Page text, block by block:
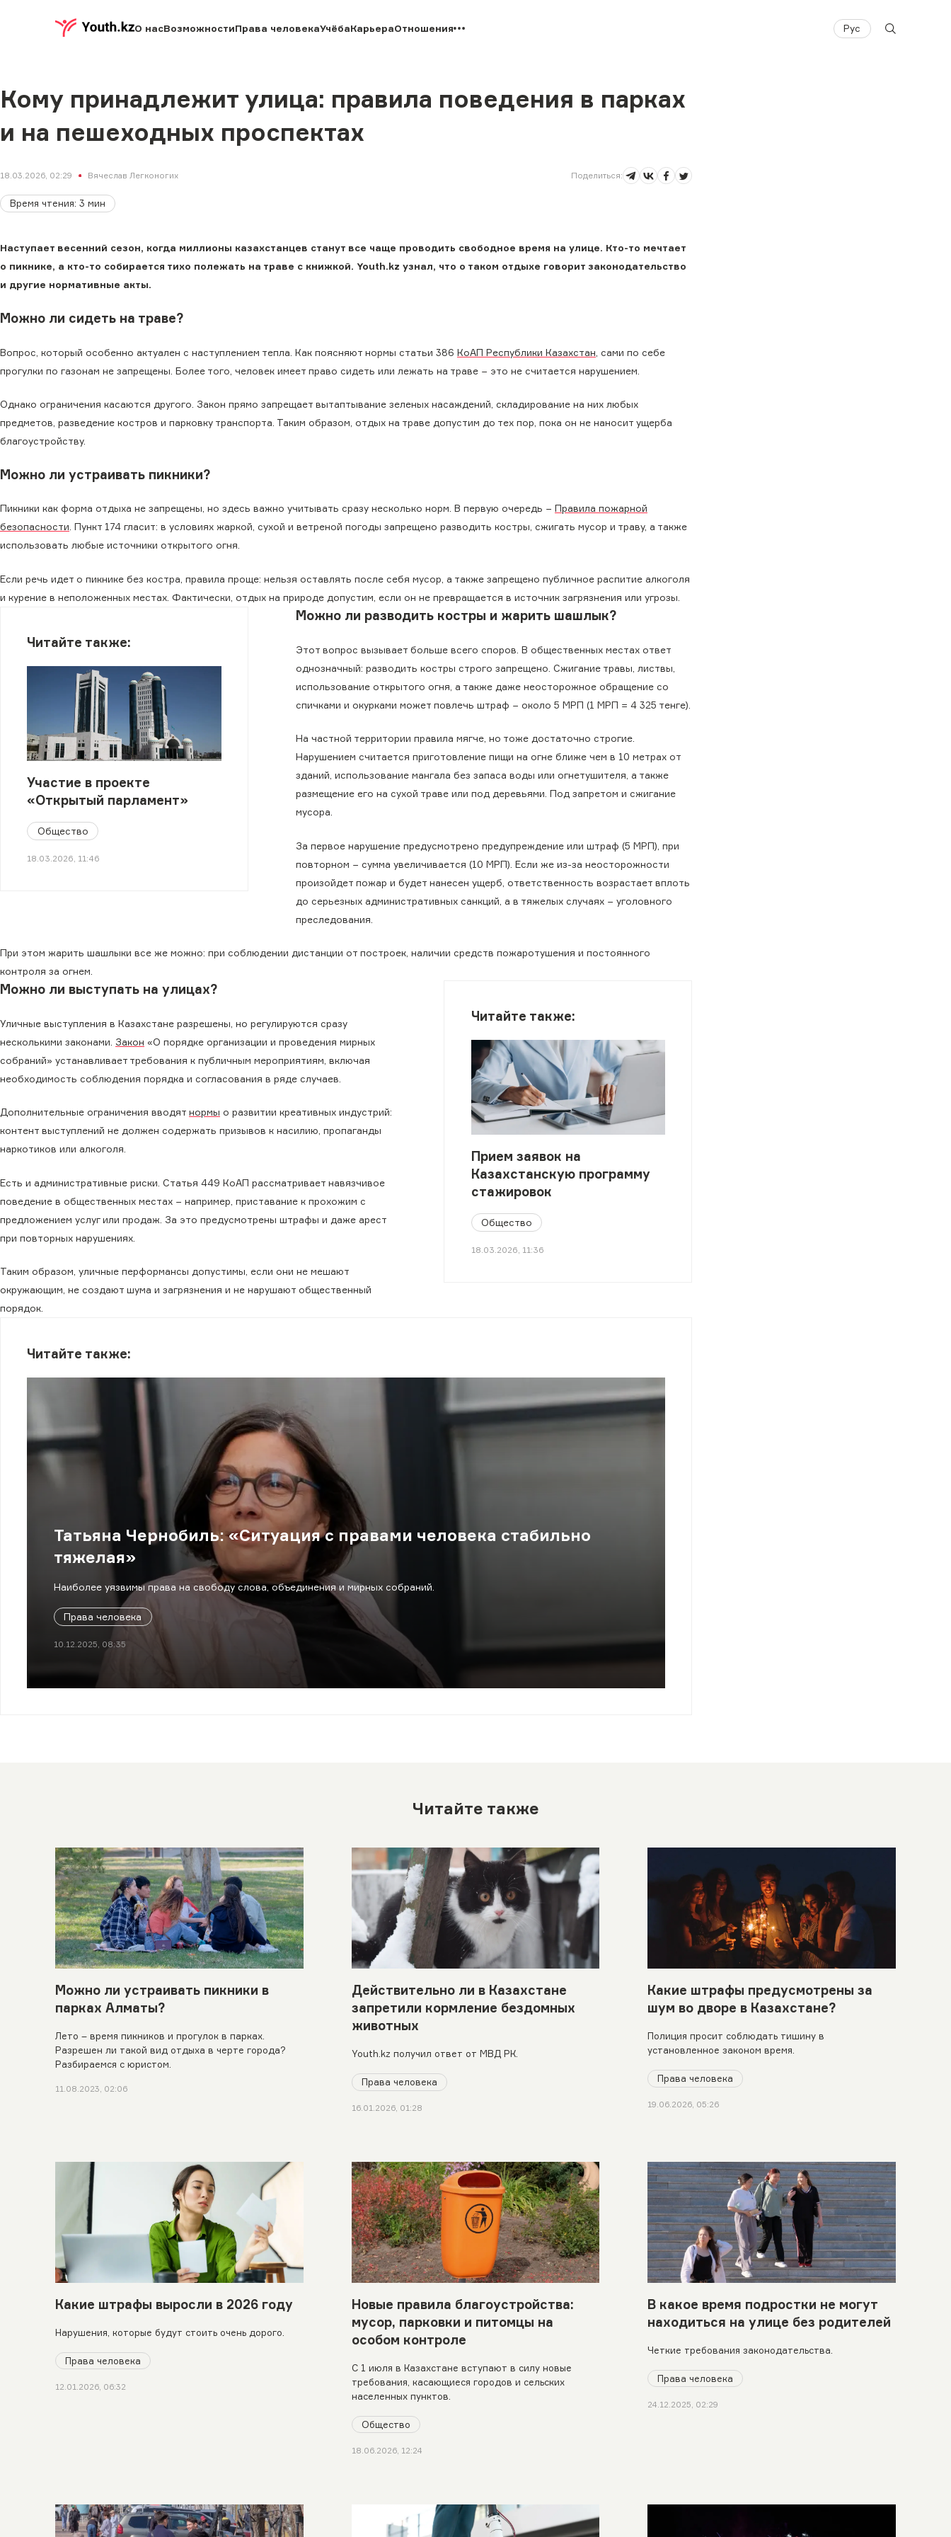
О насВозможностиПрава человекаУчёбаКарьераОтношения Рус
Кому принадлежит улица: правила поведения в парках
и на пешеходных проспектах
18.03.2026, 02:29 Вячеслав Легконогих Поделиться:
Время чтения: 3 мин
Наступает весенний сезон, когда миллионы казахстанцев станут все чаще проводить свободное время на улице. Кто-то мечтает
о пикнике, а кто-то собирается тихо полежать на траве с книжкой. Youth.kz узнал, что о таком отдыхе говорит законодательство
и другие нормативные акты.
Можно ли сидеть на траве?
Вопрос, который особенно актуален с наступлением тепла. Как поясняют нормы статьи 386 КоАП Республики Казахстан , сами по себе
прогулки по газонам не запрещены. Более того, человек имеет право сидеть или лежать на траве − это не считается нарушением.
Однако ограничения касаются другого. Закон прямо запрещает вытаптывание зеленых насаждений, складирование на них любых
предметов, разведение костров и парковку транспорта. Таким образом, отдых на траве допустим до тех пор, пока он не наносит ущерба
благоустройству.
Можно ли устраивать пикники?
Пикники как форма отдыха не запрещены, но здесь важно учитывать сразу несколько норм. В первую очередь − Правила пожарной
безопасности. Пункт 174 гласит: в условиях жаркой, сухой и ветреной погоды запрещено разводить костры, сжигать мусор и траву, а также
использовать любые источники открытого огня.
Если речь идет о пикнике без костра, правила проще: нельзя оставлять после себя мусор, а также запрещено публичное распитие алкоголя
и курение в неположенных местах. Фактически, отдых на природе допустим, если он не превращается в источник загрязнения или угрозы.
Читайте также:
Участие в проекте
«Открытый парламент»
Общество
18.03.2026, 11:46
Можно ли разводить костры и жарить шашлык?
Этот вопрос вызывает больше всего споров. В общественных местах ответ
однозначный: разводить костры строго запрещено. Сжигание травы, листвы,
использование открытого огня, а также даже неосторожное обращение со
спичками и окурками может повлечь штраф − около 5 МРП (1 МРП = 4 325 тенге).
На частной территории правила мягче, но тоже достаточно строгие.
Нарушением считается приготовление пищи на огне ближе чем в 10 метрах от
зданий, использование мангала без запаса воды или огнетушителя, а также
размещение его на сухой траве или под деревьями. Под запретом и сжигание
мусора.
За первое нарушение предусмотрено предупреждение или штраф (5 МРП), при
повторном − сумма увеличивается (10 МРП). Если же из-за неосторожности
произойдет пожар и будет нанесен ущерб, ответственность возрастает вплоть
до серьезных административных санкций, а в тяжелых случаях − уголовного
преследования.
При этом жарить шашлыки все же можно: при соблюдении дистанции от построек, наличии средств пожаротушения и постоянного
контроля за огнем.
Читайте также:
Прием заявок на
Казахстанскую программу
стажировок
Общество
18.03.2026, 11:36
Можно ли выступать на улицах?
Уличные выступления в Казахстане разрешены, но регулируются сразу
несколькими законами. Закон «О порядке организации и проведения мирных
собраний» устанавливает требования к публичным мероприятиям, включая
необходимость соблюдения порядка и согласования в ряде случаев.
Дополнительные ограничения вводят нормы о развитии креативных индустрий:
контент выступлений не должен содержать призывов к насилию, пропаганды
наркотиков или алкоголя.
Есть и административные риски. Статья 449 КоАП рассматривает навязчивое
поведение в общественных местах − например, приставание к прохожим с
предложением услуг или продаж. За это предусмотрены штрафы и даже арест
при повторных нарушениях.
Таким образом, уличные перформансы допустимы, если они не мешают
окружающим, не создают шума и загрязнения и не нарушают общественный
порядок.
Читайте также:
Татьяна Чернобиль: «Ситуация с правами человека стабильно
тяжелая»
Наиболее уязвимы права на свободу слова, объединения и мирных собраний.
Права человека
10.12.2025, 08:35
Читайте также
Можно ли устраивать пикники в
парках Алматы?
Лето – время пикников и прогулок в парках.
Разрешен ли такой вид отдыха в черте города?
Разбираемся с юристом.
11.08.2023, 02:06
Действительно ли в Казахстане
запретили кормление бездомных
животных
Youth.kz получил ответ от МВД РК.
Права человека
16.01.2026, 01:28
Какие штрафы предусмотрены за
шум во дворе в Казахстане?
Полиция просит соблюдать тишину в
установленное законом время.
Права человека
19.06.2026, 05:26
Какие штрафы выросли в 2026 году
Нарушения, которые будут стоить очень дорого.
Права человека
12.01.2026, 06:32
Новые правила благоустройства:
мусор, парковки и питомцы на
особом контроле
С 1 июля в Казахстане вступают в силу новые
требования, касающиеся городов и сельских
населенных пунктов.
Общество
18.06.2026, 12:24
В какое время подростки не могут
находиться на улице без родителей
Четкие требования законодательства.
Права человека
24.12.2025, 02:29